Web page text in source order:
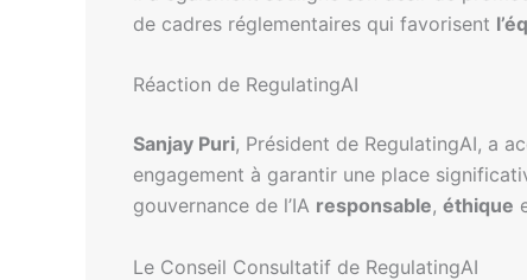
de cadres réglementaires qui favorisent
Réaction de RegulatingAI
Sanjay Puri, Président de RegulatingAI, a
engagement à garantir une place
gouvernance de l’IA responsable, éthique
Le Conseil Consultatif de RegulatingAI